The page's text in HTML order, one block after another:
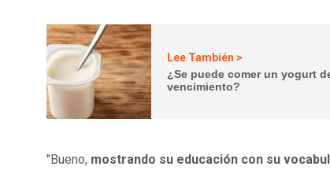
Lee También >
¿Se puede comer un yogurt
vencimiento?
"Bueno, mostrando su educación con su